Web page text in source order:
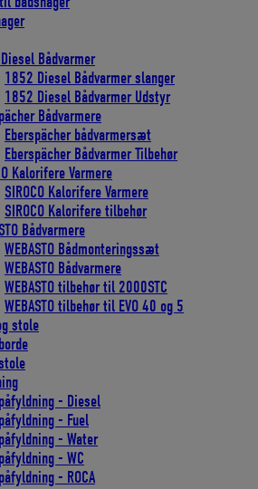
Bådvarmer
1852 Diesel Bådvarmer slanger
1852 Diesel Bådvarmer Udstyr
Bådvarmere
Eberspächer bådvarmersæt
Eberspächer Bådvarmer Tilbehør
Kalorifere Varmere
SIROCO Kalorifere Varmere
SIROCO Kalorifere tilbehør
Bådvarmere
WEBASTO Bådmonteringssæt
WEBASTO Bådvarmere
WEBASTO tilbehør til 2000STC
WEBASTO tilbehør til EVO 40 og 5
stole
- Diesel
- Fuel
- Water
- WC
- ROCA